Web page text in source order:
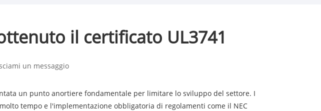
il certificato UL3741
un messaggio
un punto anortiere fondamentale per limitare lo sviluppo del settore. I
tempo e l'implementazione obbligatoria di regolamenti come il NEC